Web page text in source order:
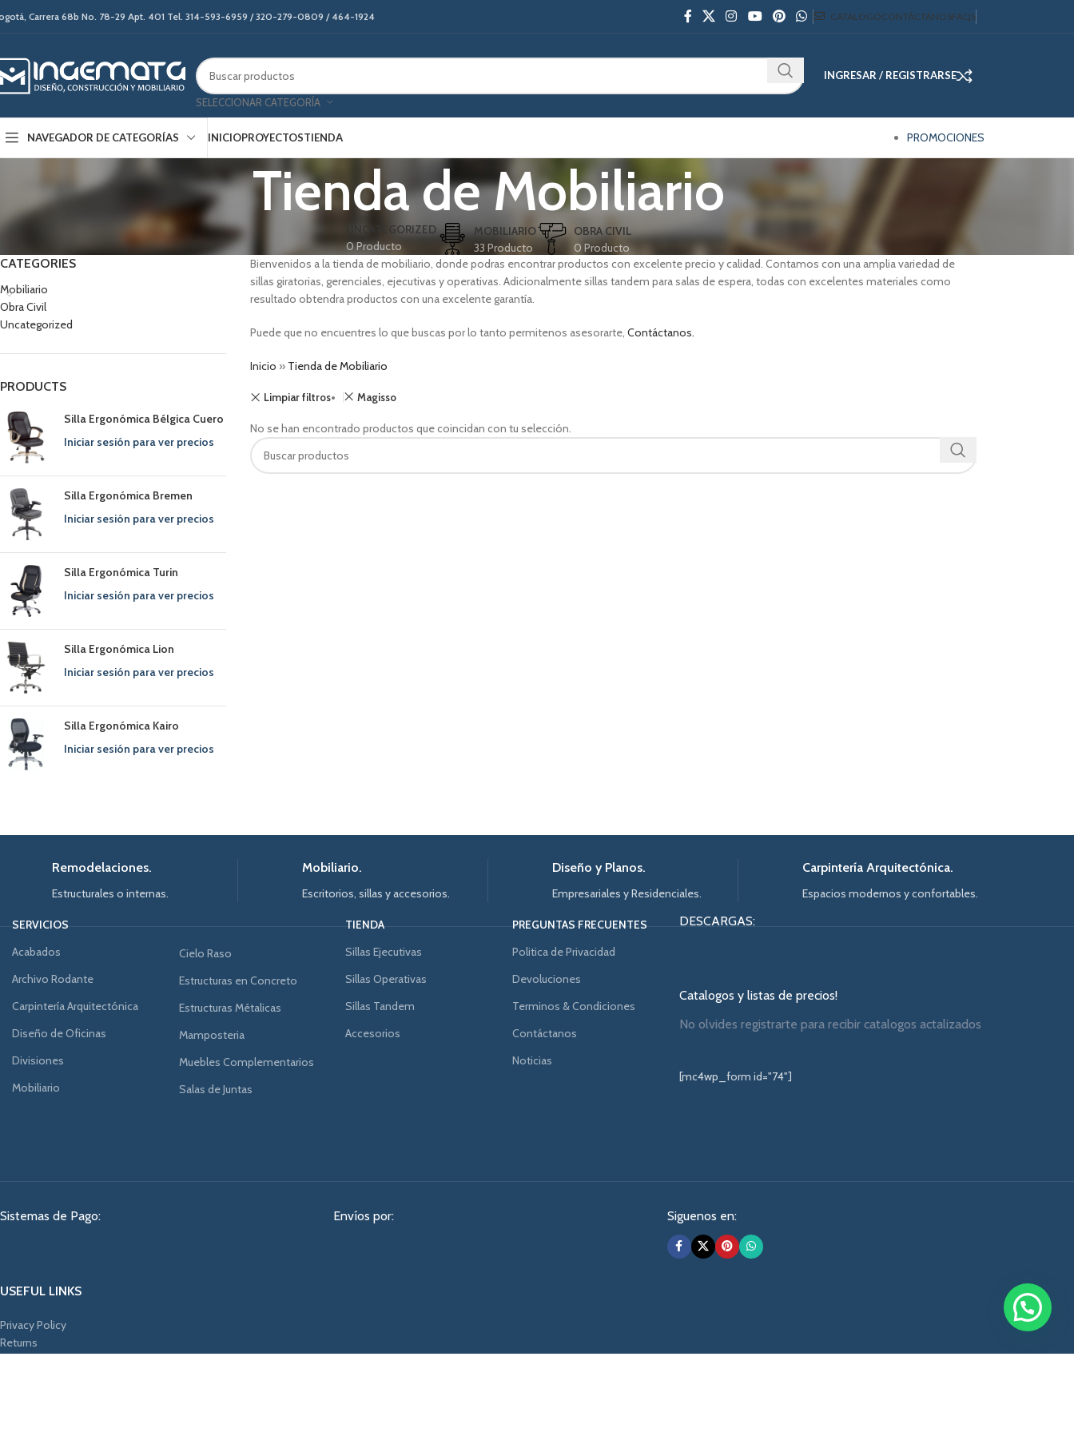
Carrera 68b No. 78-29 Apt. 401 Tel. 314-593-6959 / 320-279-0809 / 464-1924 CATALOGOCONTÁCTANOSFAQS
SELECCIONAR CATEGORÍA
INGRESAR / REGISTRARSE
NAVEGADOR DE CATEGORÍAS INICIOPROYECTOSTIENDA PROMOCIONES
Tienda de Mobiliario
UNCATEGORIZED
0 Producto
MOBILIARIO
33 Producto
OBRA CIVIL
0 Producto
CATEGORIES
Mobiliario
Obra Civil
Uncategorized
PRODUCTS
Silla Ergonómica Bélgica Cuero
Iniciar sesión para ver precios
Silla Ergonómica Bremen
Iniciar sesión para ver precios
Silla Ergonómica Turin
Iniciar sesión para ver precios
Silla Ergonómica Lion
Iniciar sesión para ver precios
Silla Ergonómica Kairo
Iniciar sesión para ver precios
Bienvenidos a la tienda de mobiliario, donde podras encontrar productos con excelente precio y calidad. Contamos con una amplia variedad de
sillas giratorias, gerenciales, ejecutivas y operativas. Adicionalmente sillas tandem para salas de espera, todas con excelentes materiales como
resultado obtendra productos con una excelente garantía.
Puede que no encuentres lo que buscas por lo tanto permitenos asesorarte, Contáctanos.
Inicio » Tienda de Mobiliario
Limpiar filtros Magisso
No se han encontrado productos que coincidan con tu selección.
Remodelaciones.
Estructurales o internas.
Mobiliario.
Escritorios, sillas y accesorios.
Diseño y Planos.
Empresariales y Residenciales.
Carpintería Arquitectónica.
Espacios modernos y confortables.
SERVICIOS
Acabados
Archivo Rodante
Carpintería Arquitectónica
Diseño de Oficinas
Divisiones
Mobiliario
Cielo Raso
Estructuras en Concreto
Estructuras Métalicas
Mamposteria
Muebles Complementarios
Salas de Juntas
TIENDA
Sillas Ejecutivas
Sillas Operativas
Sillas Tandem
Accesorios
PREGUNTAS FRECUENTES
Politica de Privacidad
Devoluciones
Terminos & Condiciones
Contáctanos
Noticias
DESCARGAS:
Catalogos y listas de precios!
No olvides registrarte para recibir catalogos actalizados
[mc4wp_form id="74"]
Sistemas de Pago: Envíos por: Siguenos en:
USEFUL LINKS
Privacy Policy
Returns